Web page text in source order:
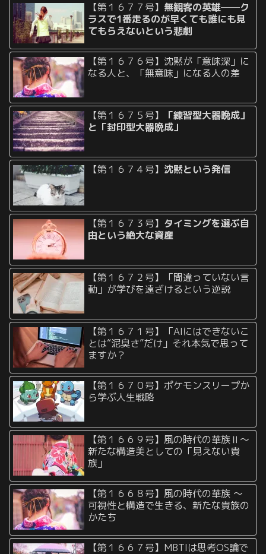
【第１６７７号】 無観客の英雄──ク
ラスで1番走るのが早くても誰にも見
てもらえないという悲劇
【第１６７６号】沈黙が「意味深」に
なる人と、「無意味」になる人の差
【第１６７５号】
「練習型大器晩成」
と「封印型大器晩成」
【第１６７４号】 沈黙という発信
【第１６７３号】 タイミングを選ぶ自
由という絶大な資産
【第１６７２号】「間違っていない言
動」が学びを遠ざけるという逆説
【第１６７１号】「AIにはできないこ
とは“泥臭さ”だけ」それ本気で思って
ますか？
【第１６７０号】ポケモンスリープか
ら学ぶ人生戦略
【第１６６９号】風の時代の華族Ⅱ〜
新たな構造美としての「見えない貴
族」
【第１６６８号】風の時代の華族 〜
可視性と構造で生きる、新たな貴族の
かたち
【第１６６７号】MBTIは思考OS論で